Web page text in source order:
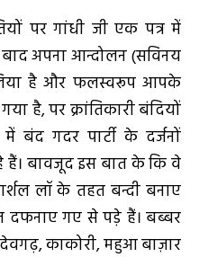
पर गांधी जी एक पत्र में
अपना आन्दोलन (सविनय
है और फलस्वरूप आपके
है, पर क्रांतिकारी बंदियों
बंद गदर पार्टी के दर्जनों
हैं। बावजूद इस बात के कि वे
लॉ के तहत बन्दी बनाए
गए से पड़े हैं। बब्बर
काकोरी, महुआ बाज़ार